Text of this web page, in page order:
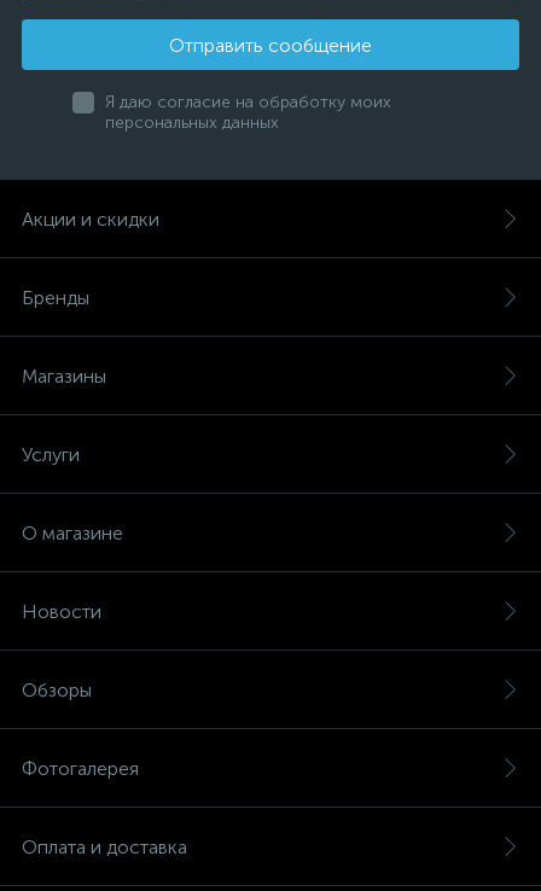
Отправить сообщение
Я даю согласие на обработку моих
персональных данных
Акции и скидки
Бренды
Магазины
Услуги
О магазине
Новости
Обзоры
Фотогалерея
Оплата и доставка